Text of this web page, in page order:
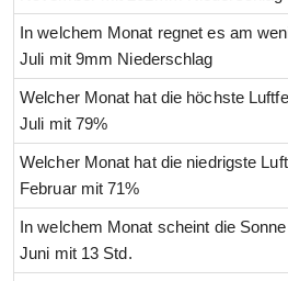
In welchem Monat regnet es am
Juli mit 9mm Niederschlag
Welcher Monat hat die höchste
Juli mit 79%
Welcher Monat hat die niedrigste
Februar mit 71%
In welchem Monat scheint die
Juni mit 13 Std.